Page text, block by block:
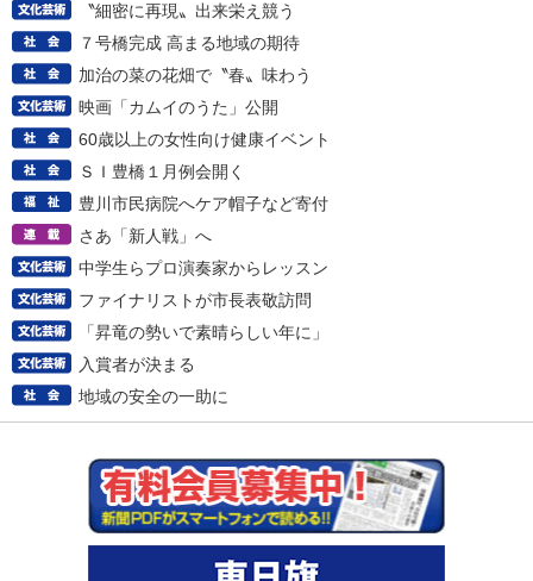
〝細密に再現〟出来栄え競う
７号橋完成 高まる地域の期待
加治の菜の花畑で〝春〟味わう
映画「カムイのうた」公開
60歳以上の女性向け健康イベント
ＳＩ豊橋１月例会開く
豊川市民病院へケア帽子など寄付
さあ「新人戦」へ
中学生らプロ演奏家からレッスン
ファイナリストが市長表敬訪問
「昇竜の勢いで素晴らしい年に」
入賞者が決まる
地域の安全の一助に